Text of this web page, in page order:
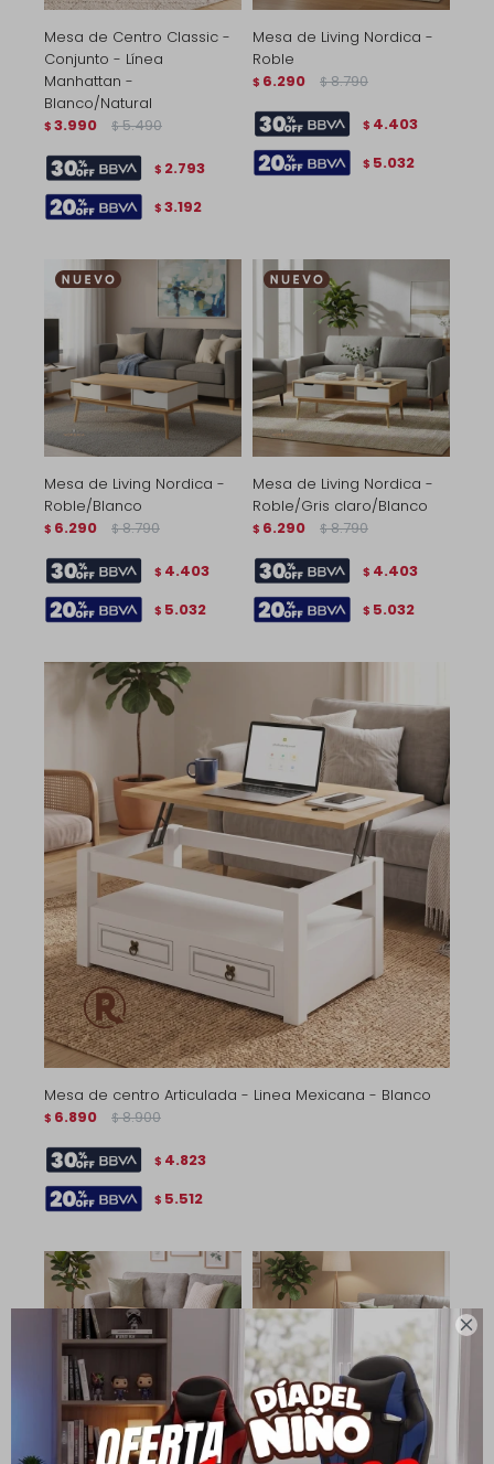

Mesa de Centro Classic -
Conjunto - Línea
Manhattan -
Blanco/Natural
$ 3.990 $ 5.490
$ 2.793
$ 3.192
Mesa de Living Nordica -
Roble
$ 6.290 $ 8.790
$ 4.403
$ 5.032
Mesa de Living Nordica -
Roble/Blanco
$ 6.290 $ 8.790
$ 4.403
$ 5.032
Mesa de Living Nordica -
Roble/Gris claro/Blanco
$ 6.290 $ 8.790
$ 4.403
$ 5.032
Mesa de centro Articulada - Linea Mexicana - Blanco
$ 6.890 $ 8.900
$ 4.823
$ 5.512